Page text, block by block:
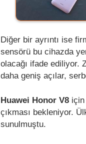
Diğer bir ayrıntı ise
sensörü bu cihazda
olacağı ifade ediliyor.
daha geniş açılar,
Huawei Honor V8
çıkması bekleniyor.
sunulmuştu.